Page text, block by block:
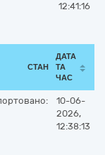
12:41:16
СТАН
ДАТА
ТА
ЧАС
10-06-
2026,
12:38:13